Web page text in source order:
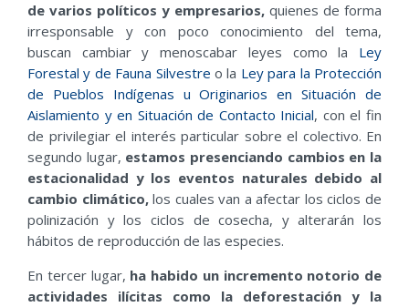
de varios políticos y empresarios, quienes de forma
irresponsable y con poco conocimiento del tema,
buscan cambiar y menoscabar leyes como la Ley
Forestal y de Fauna Silvestre o la Ley para la Protección
de Pueblos Indígenas u Originarios en Situación de
Aislamiento y en Situación de Contacto Inicial, con el fin
de privilegiar el interés particular sobre el colectivo. En
segundo lugar, estamos presenciando cambios en la
estacionalidad y los eventos naturales debido al
cambio climático,los cuales van a afectar los ciclos de
polinización y los ciclos de cosecha, y alterarán los
hábitos de reproducción de las especies.
En tercer lugar, ha habido un incremento notorio de
actividades ilícitas como la deforestación y la